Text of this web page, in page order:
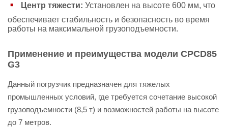
Центр тяжести: Установлен на высоте 600 мм, что
обеспечивает стабильность и безопасность во время
работы на максимальной грузоподъемности.
Применение и преимущества модели CPCD85
G3
Данный погрузчик предназначен для тяжелых
промышленных условий, где требуется сочетание высокой
грузоподъемности (8,5 т) и возможностей работы на высоте
до 7 метров.